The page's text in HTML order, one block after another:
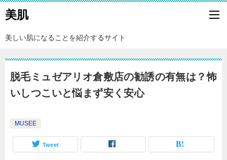
美肌
美しい肌になることを紹介するサイト
脱毛ミュゼアリオ倉敷店の勧誘の有無は？怖
いしつこいと悩まず安く安心
MUSEE
Tweet